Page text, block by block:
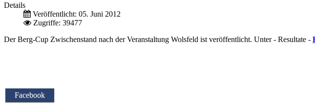
Details
Veröffentlicht: 05. Juni 2012
Zugriffe: 39477
Der Berg-Cup Zwischenstand nach der Veranstaltung Wolsfeld ist veröffentlicht. Unter - Resultate -
Facebook